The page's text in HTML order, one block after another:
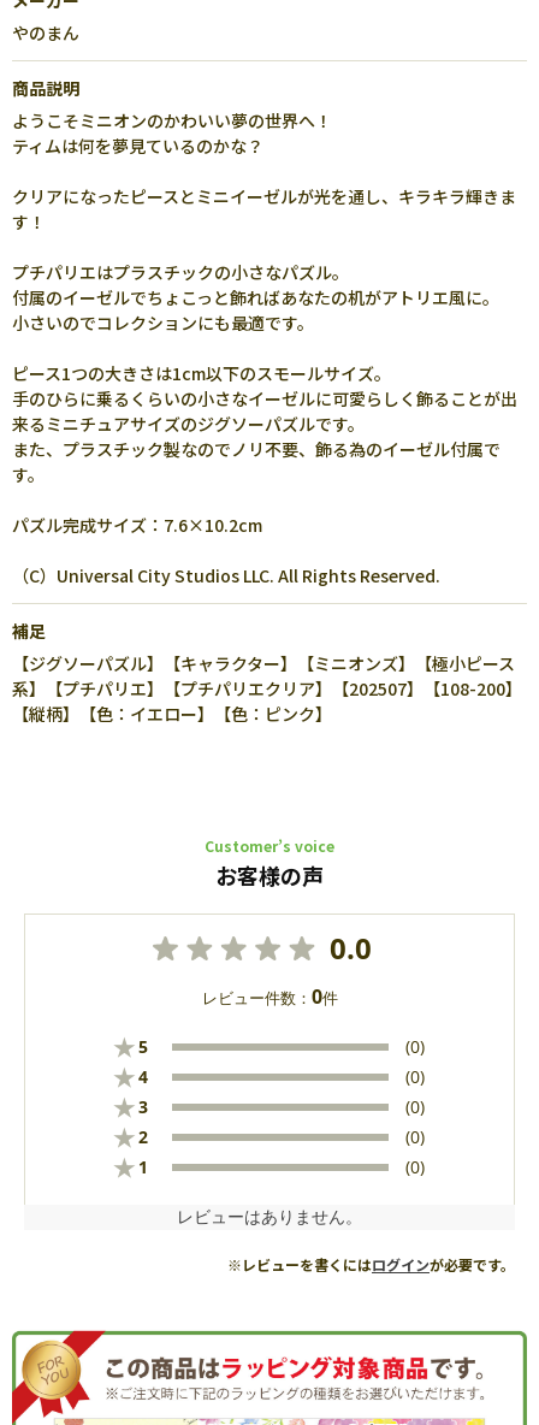
やのまん
商品説明
ようこそミニオンのかわいい夢の世界へ！
ティムは何を夢見ているのかな？
クリアになったピースとミニイーゼルが光を通し、キラキラ輝きま
す！
プチパリエはプラスチックの小さなパズル。
付属のイーゼルでちょこっと飾ればあなたの机がアトリエ風に。
小さいのでコレクションにも最適です。
ピース1つの大きさは1cm以下のスモールサイズ。
手のひらに乗るくらいの小さなイーゼルに可愛らしく飾ることが出
来るミニチュアサイズのジグソーパズルです。
また、プラスチック製なのでノリ不要、飾る為のイーゼル付属で
す。
パズル完成サイズ：7.6×10.2cm
（C）Universal City Studios LLC. All Rights Reserved.
補足
【ジグソーパズル】【キャラクター】【ミニオンズ】【極小ピース
系】【プチパリエ】【プチパリエクリア】【202507】【108-200】
【縦柄】【色：イエロー】【色：ピンク】
Customer’s voice
お客様の声
0.0
レビュー件数： 0件
★5 (0)
★4 (0)
★3 (0)
★2 (0)
★ 1 (0)
レビューはありません。
※レビューを書くにはログインが必要です。